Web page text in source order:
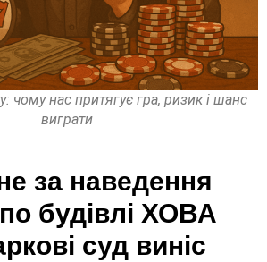
чому нас притягує гра, ризик і шанс
виграти
за наведення
будівлі ХОВА
суд виніс